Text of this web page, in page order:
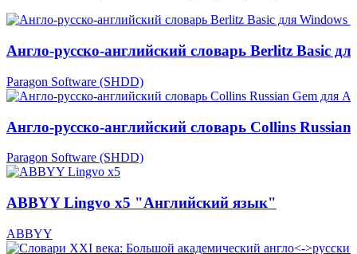
Англо-русско-английский словарь Berlitz Basic
Paragon Software (SHDD)
Англо-русско-английский словарь Collins
Paragon Software (SHDD)
ABBYY Lingvo х5 "Английский язык"
ABBYY